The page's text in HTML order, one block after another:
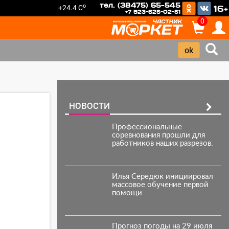
+24.4 Co тел. (38475) 65-545
+7 923-625-02-51 16+
0
НОВОСТИ
Профессиональные
соревнования прошли для
работников наших разрезов.
Илья Середюк инициировал
массовое обучение первой
помощи
Прогноз погоды на 29 июля